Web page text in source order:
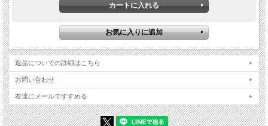
返品についての詳細はこちら
お問い合わせ
友達にメールですすめる